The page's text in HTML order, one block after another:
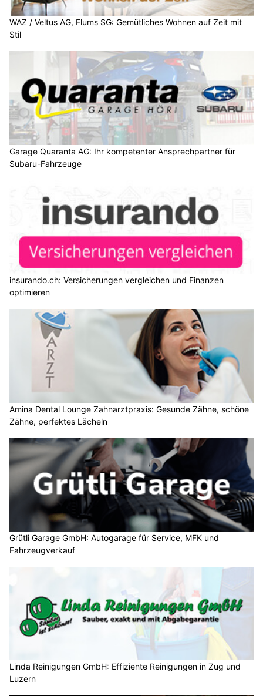
WAZ / Veltus AG, Flums SG: Gemütliches Wohnen auf Zeit mit
Stil
Garage Quaranta AG: Ihr kompetenter Ansprechpartner für
Subaru-Fahrzeuge
insurando.ch: Versicherungen vergleichen und Finanzen
optimieren
Amina Dental Lounge Zahnarztpraxis: Gesunde Zähne, schöne
Zähne, perfektes Lächeln
Grütli Garage GmbH: Autogarage für Service, MFK und
Fahrzeugverkauf
Linda Reinigungen GmbH: Effiziente Reinigungen in Zug und
Luzern